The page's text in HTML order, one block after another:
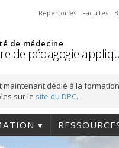
Répertoires Facultés
de médecine
de pédagogie
maintenant dédié à la
sur le site du DPC.